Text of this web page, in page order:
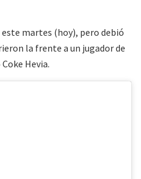
martes (hoy), pero debió
la frente a un jugador de
Hevia.